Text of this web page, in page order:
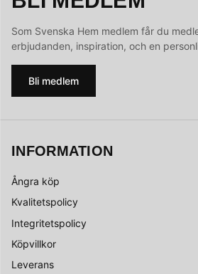
Som Svenska Hem medlem får du
erbjudanden, inspiration, och en
Bli medlem
INFORMATION
Ångra köp
Kvalitetspolicy
Integritetspolicy
Köpvillkor
Leverans